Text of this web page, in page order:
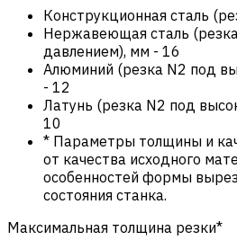
Конструкционная сталь
Нержавеющая сталь
давлением), мм - 16
Алюминий (резка N2 под
- 12
Латунь (резка N2 под
10
* Параметры толщины и
от качества исходного
особенностей формы
состояния станка.
Максимальная толщина резки*